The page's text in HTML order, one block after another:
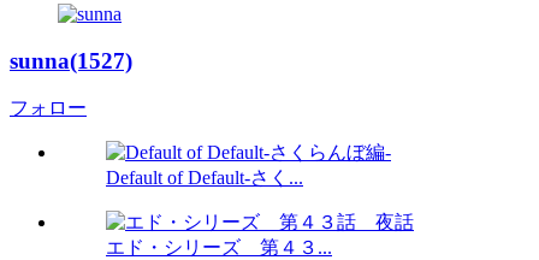
sunna(1527)
フォロー
Default of Default-さく...
エド・シリーズ 第４３...